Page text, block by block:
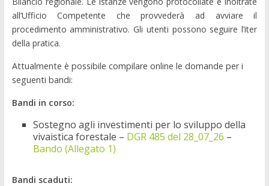
all’Ufficio Competente che provvederà ad avviare il
procedimento amministrativo. Gli utenti possono seguire l’iter
della pratica.
Attualmente è possibile compilare online le domande per i
seguenti bandi:
Bandi in corso:
Sostegno agli investimenti per lo sviluppo della
vivaistica forestale – DGR 485 del 28_07_26 –
Bando (Allegato 1)
Bandi scaduti: